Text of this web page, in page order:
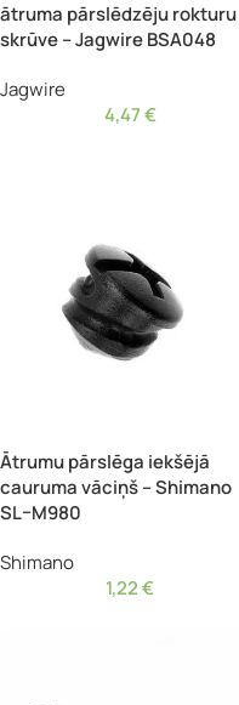
ātruma pārslēdzēju rokturu
skrūve – Jagwire BSA048
Jagwire
4,47€
Ātrumu pārslēga iekšējā
cauruma vāciņš – Shimano
SL–M980
Shimano
1,22€